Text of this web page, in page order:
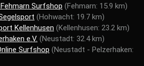
Surfshop (Fehmarn: 15.9 km)
(Hohwacht: 19.7 km)
Kellenhusen (Kellenhusen: 23.2 km)
e.V. (Neustadt: 32.4 km)
Surfshop (Neustadt - Pelzerhaken: